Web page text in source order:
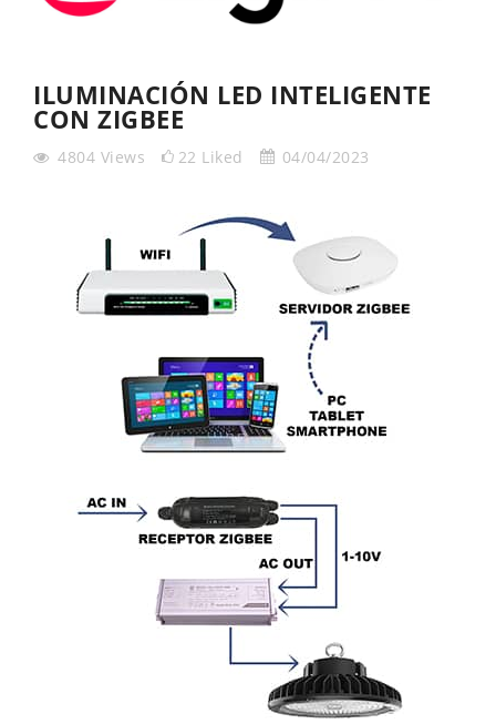
ILUMINACIÓN LED INTELIGENTE
CON ZIGBEE
4804 Views 22 Liked 04/04/2023